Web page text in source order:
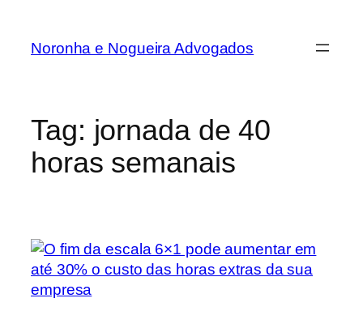
Noronha e Nogueira Advogados
Tag: jornada de 40
horas semanais